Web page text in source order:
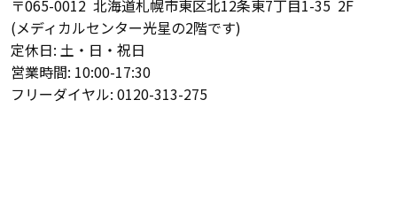
〒065-0012 北海道札幌市東区北12条東7丁目1-35 2F
(メディカルセンター光星の2階です)
定休日: 土・日・祝日
営業時間: 10:00-17:30
フリーダイヤル: 0120-313-275